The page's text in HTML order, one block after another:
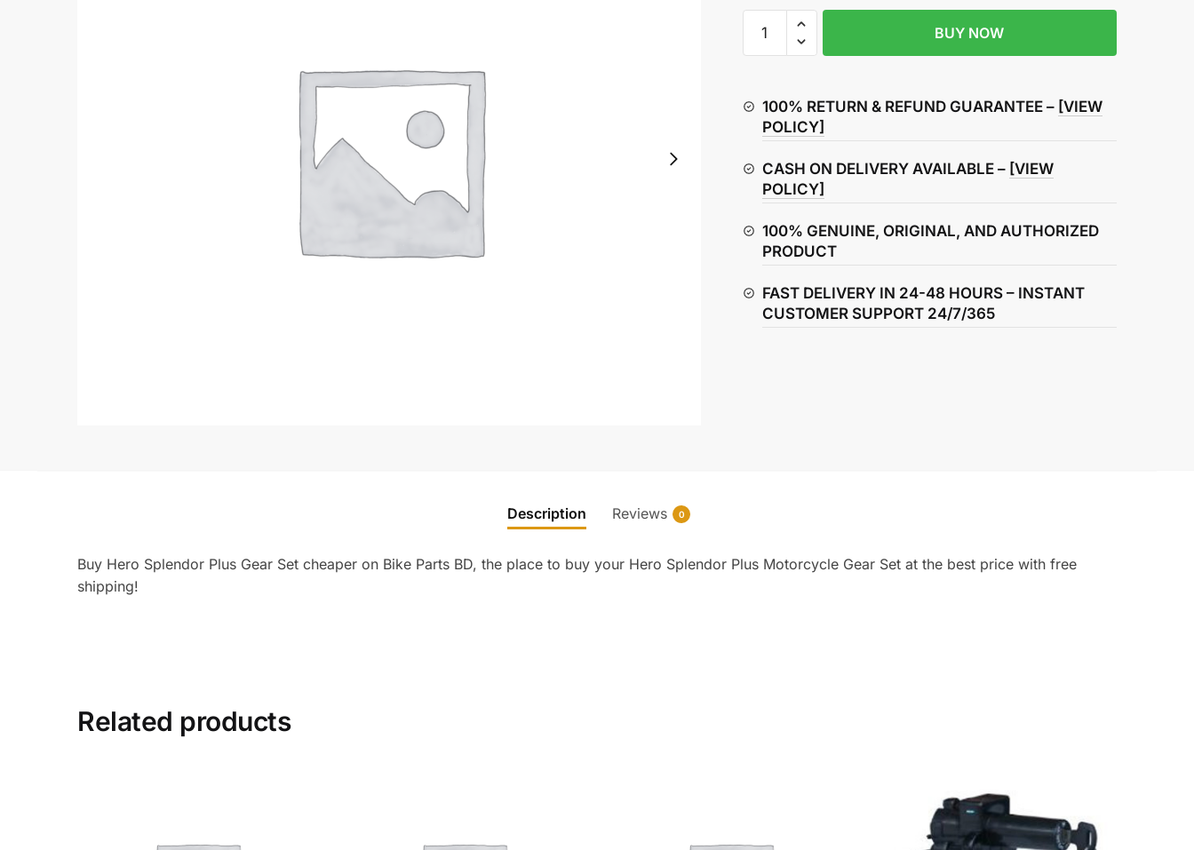
Splendor
Set
quantity
BUY NOW
100% RETURN & REFUND GUARANTEE – [VIEW
POLICY]
CASH ON DELIVERY AVAILABLE – [VIEW
POLICY]
100% GENUINE, ORIGINAL, AND AUTHORIZED
PRODUCT
FAST DELIVERY IN 24-48 HOURS – INSTANT
CUSTOMER SUPPORT 24/7/365
Description Reviews 0
Buy Hero Splendor Plus Gear Set cheaper on Bike Parts BD, the place to buy your Hero Splendor Plus Motorcycle Gear Set at the best price with free
shipping!
Related products